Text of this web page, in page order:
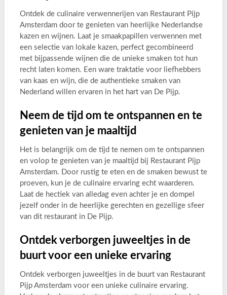
Ontdek de culinaire verwennerijen van Restaurant Pijp
Amsterdam door te genieten van heerlijke Nederlandse
kazen en wijnen. Laat je smaakpapillen verwennen met
een selectie van lokale kazen, perfect gecombineerd
met bijpassende wijnen die de unieke smaken tot hun
recht laten komen. Een ware traktatie voor liefhebbers
van kaas en wijn, die de authentieke smaken van
Nederland willen ervaren in het hart van De Pijp.
Neem de tijd om te ontspannen en te
genieten van je maaltijd
Het is belangrijk om de tijd te nemen om te ontspannen
en volop te genieten van je maaltijd bij Restaurant Pijp
Amsterdam. Door rustig te eten en de smaken bewust te
proeven, kun je de culinaire ervaring echt waarderen.
Laat de hectiek van alledag even achter je en dompel
jezelf onder in de heerlijke gerechten en gezellige sfeer
van dit restaurant in De Pijp.
Ontdek verborgen juweeltjes in de
buurt voor een unieke ervaring
Ontdek verborgen juweeltjes in de buurt van Restaurant
Pijp Amsterdam voor een unieke culinaire ervaring.